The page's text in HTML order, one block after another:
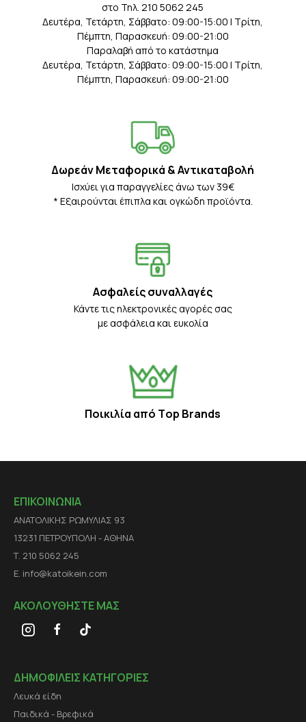
στο Τηλ. 210 5062 245
Δευτέρα, Τετάρτη, Σάββατο: 09:00-15:00 | Τρίτη,
Πέμπτη, Παρασκευή: 09:00-21:00
Παραλαβή από το κατάστημα
Δευτέρα, Τετάρτη, Σάββατο: 09:00-15:00 | Τρίτη,
Πέμπτη, Παρασκευή: 09:00-21:00
Δωρεάν Μεταφορικά & Αντικαταβολή
Iσχύει για παραγγελίες άνω των 39€
* Eξαιρούνται έπιπλα και ογκώδη προϊόντα.
Ασφαλείς συναλλαγές
Κάντε τις ηλεκτρονικές αγορές σας
με ασφάλεια και ευκολία
Ποικιλία από Τop Βrands
ΕΠΙΚΟΙΝΩΝΙΑ
ΑΝΑΤΟΛΙΚΗΣ ΡΩΜΥΛΙΑΣ 93
13231 ΠΕΤΡΟΥΠΟΛΗ - ΑΘΗΝΑ
Τ. 210 5062 245
E. info@katoikein.com
ΑΚΟΛΟΥΘΗΣΤΕ ΜΑΣ
ΔΗΜΟΦΙΛΕΙΣ ΚΑΤΗΓΟΡΙΕΣ
Λευκά είδη
Παιδικά - Βρεφικά